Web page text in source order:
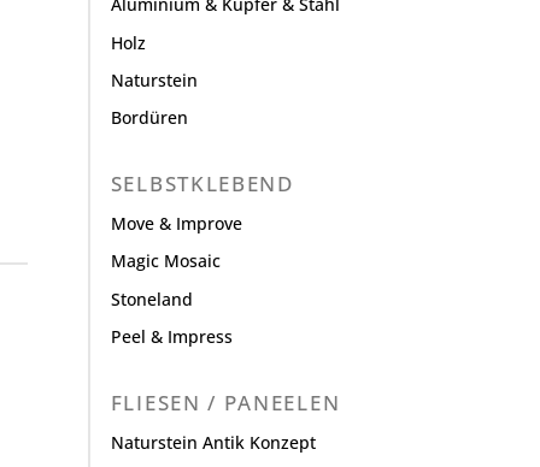
Holz
Naturstein
Bordüren
SELBSTKLEBEND
Move & Improve
Magic Mosaic
Stoneland
Peel & Impress
FLIESEN / PANEELEN
Naturstein Antik Konzept